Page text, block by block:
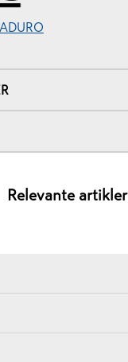
Relevante artikler